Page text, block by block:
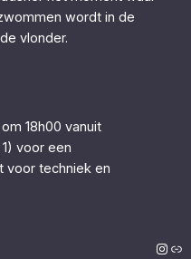
wordt in de
vlonder.
18h00 vanuit
voor een
voor techniek en